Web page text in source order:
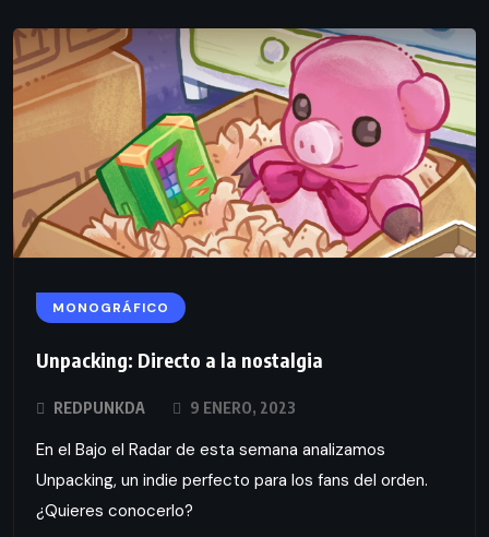
MONOGRÁFICO
Unpacking: Directo a la nostalgia
REDPUNKDA 9 ENERO, 2023
En el Bajo el Radar de esta semana analizamos
Unpacking, un indie perfecto para los fans del orden.
¿Quieres conocerlo?